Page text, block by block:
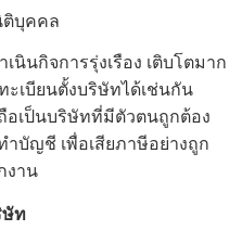
ติบุคคล
นินกิจการรุ่งเรือง เติบโตมาก
ะเบียนตั้งบริษัทได้เช่นกัน
เป็นบริษัทที่มีตัวตนถูกต้อง
บัญชี เพื่อเสียภาษีอย่างถูก
งาน
ษัท